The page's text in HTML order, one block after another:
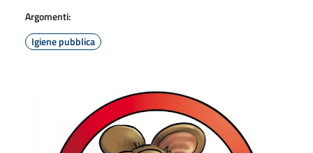
Argomenti:
Igiene pubblica